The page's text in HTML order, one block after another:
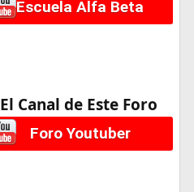
Escuela Alfa Beta
El Canal de Este Foro
Foro Youtuber